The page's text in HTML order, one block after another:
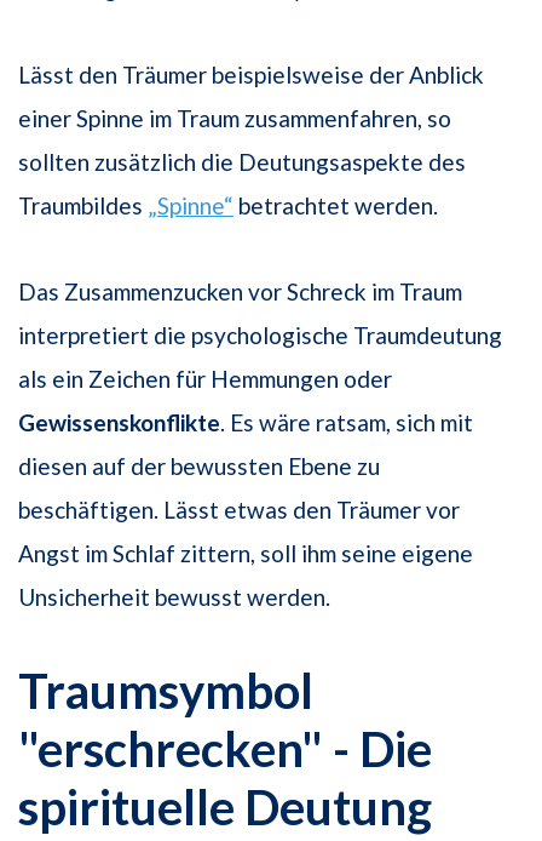
Lässt den Träumer beispielsweise der Anblick
einer Spinne im Traum zusammenfahren, so
sollten zusätzlich die Deutungsaspekte des
Traumbildes „Spinne“ betrachtet werden.
Das Zusammenzucken vor Schreck im Traum
interpretiert die psychologische Traumdeutung
als ein Zeichen für Hemmungen oder
Gewissenskonflikte. Es wäre ratsam, sich mit
diesen auf der bewussten Ebene zu
beschäftigen. Lässt etwas den Träumer vor
Angst im Schlaf zittern, soll ihm seine eigene
Unsicherheit bewusst werden.
Traumsymbol
"erschrecken" - Die
spirituelle Deutung